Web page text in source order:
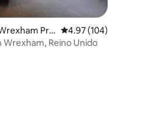
5; 52 evaluaciones
Prin Calificación promedio:
4.97 (104)
Wrexham, Reino Unido